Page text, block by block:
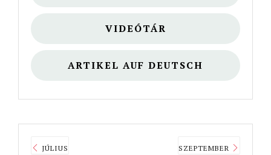
VIDEÓTÁR
ARTIKEL AUF DEUTSCH
JÚLIUS SZEPTEMBER